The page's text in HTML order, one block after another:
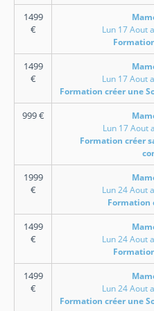
1499
€
Lun 17 Aout
1499
€
Lun 17 Aout
Formation créer une
999€
Lun 17 Aout
Formation créer
1999
€
Lun 24 Aout
Formation
1499
€
Lun 24 Aout
1499
€
Lun 24 Aout
Formation créer une